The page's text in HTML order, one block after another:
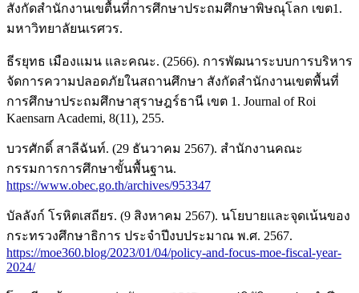
สังกัดสำนักงานเขตื้นที่การศึกษาประถมศึกษาพิษณุโลก เขต1.
มหาวิทยาลัยนเรศวร.
ธีรยุทธ เมืองแมน และคณะ. (2566). การพัฒนาระบบการบริหาร
จัดการความปลอดภัยในสถานศึกษา สังกัดสำนักงานเขตพื้นที่
การศึกษาประถมศึกษาสุราษฎร์ธานี เขต 1. Journal of Roi
Kaensarn Academi, 8(11), 255.
บวรศักดิ์ สาลีฉันท์. (29 ธันวาคม 2567). สำนักงานคณะ
กรรมการการศึกษาขั้นพื้นฐาน.
https://www.obec.go.th/archives/953347
บัลลังก์ โรหิตเสถียร. (9 สิงหาคม 2567). นโยบายและจุดเน้นของ
กระทรวงศึกษาธิการ ประจำปีงบประมาณ พ.ศ. 2567.
https://moe360.blog/2023/01/04/policy-and-focus-moe-fiscal-year-
2024/